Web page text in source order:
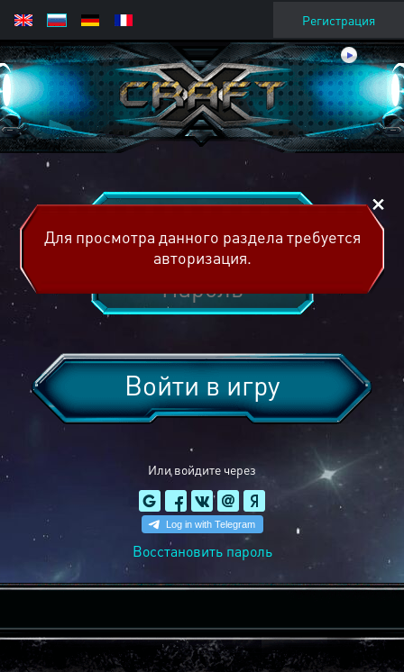
Регистрация
Или войдите через
Войти в игру
Восстановить пароль
Для просмотра данного раздела требуется
авторизация.